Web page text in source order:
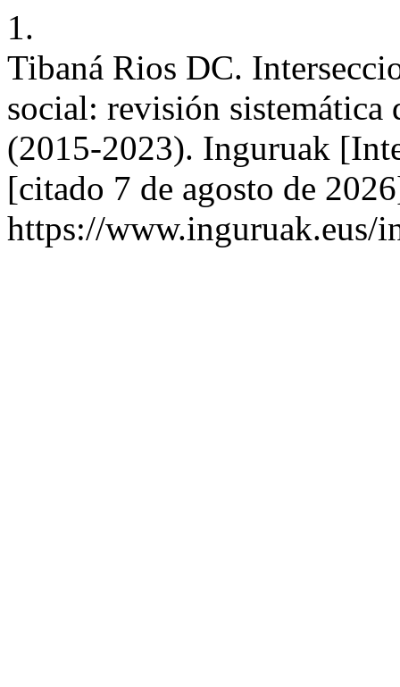
1.
Tibaná Rios DC.
social: revisión sistemática
(2015-2023). Inguruak
[citado 7 de agosto de
https://www.inguruak.eus/